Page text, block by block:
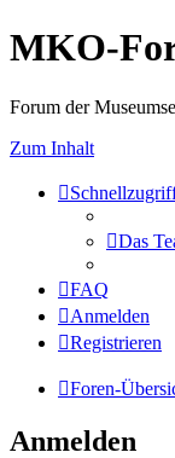
MKO-
Forum der
Zum Inhalt
Das
FAQ
Anmelden
Registrieren
Foren-
Anmelden